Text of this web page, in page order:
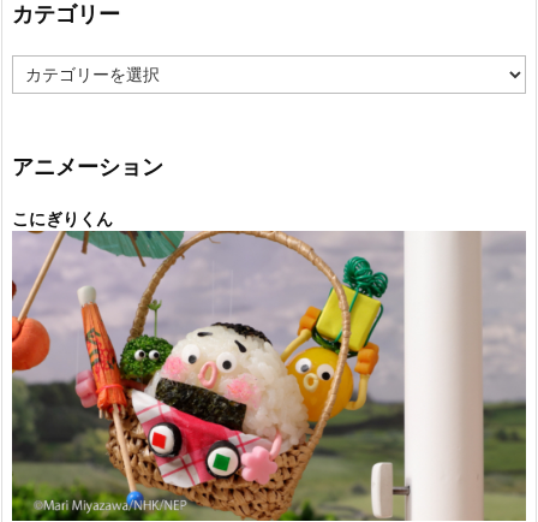
カテゴリー
テ
ー
アニメーション
こにぎりくん